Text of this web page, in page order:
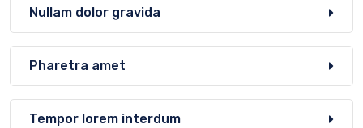
Nullam dolor gravida
Pharetra amet
Tempor lorem interdum